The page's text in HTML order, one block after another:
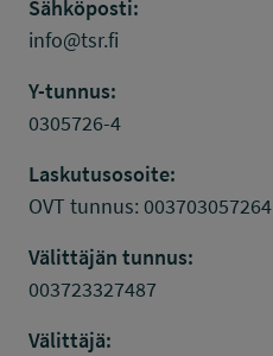
Sähköposti:
info@tsr.fi
Y-tunnus:
0305726-4
Laskutusosoite:
OVT tunnus: 003703057264
Välittäjän tunnus:
003723327487
Välittäjä: